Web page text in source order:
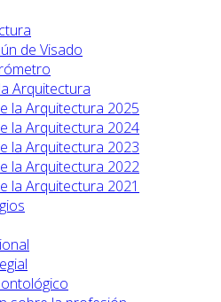
de Visado
Arquitectura
la Arquitectura 2025
la Arquitectura 2024
la Arquitectura 2023
la Arquitectura 2022
la Arquitectura 2021